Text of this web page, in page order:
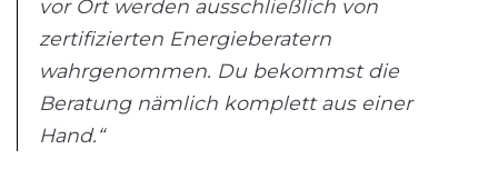
vor Ort werden ausschließlich von
zertifizierten Energieberatern
wahrgenommen. Du bekommst die
Beratung nämlich komplett aus einer
Hand.“